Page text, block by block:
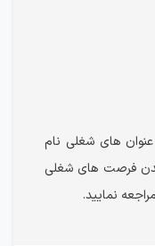
عنوان های شغلی نام
فرصت های شغلی
نمایید.